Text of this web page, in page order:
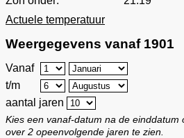
Actuele temperatuur
Weergegevens vanaf 1901
Vanaf
t/m
aantal jaren
Kies een vanaf-datum na de einddatum
over 2 opeenvolgende jaren te zien.